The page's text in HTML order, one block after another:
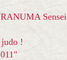
Sensei
!